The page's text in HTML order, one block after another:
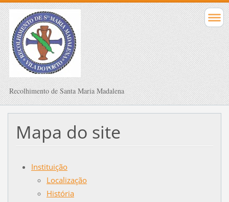
Recolhimento de Santa Maria Madalena
Mapa do site
Instituição
Localização
História